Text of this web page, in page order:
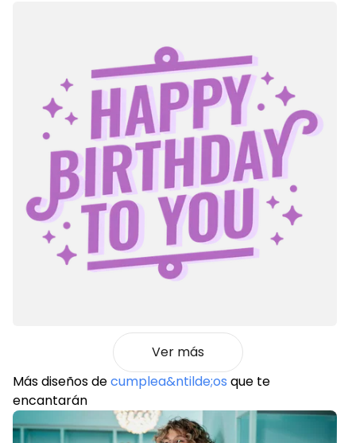
Ver más
Más diseños decumplea&ntilde;os que te
encantarán